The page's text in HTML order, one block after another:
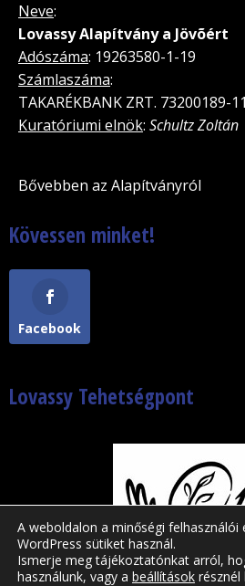
Neve:
Lovassy Alapítvány a Jövõért
Adószáma: 19263580-1-19
Számlaszáma:
TAKARÉKBANK ZRT. 73200189-
Kuratóriumi elnök: Schultz Zoltán
Bővebben az Alapítványról
Kövessen minket!
Facebook
Lovassy Tehetségpont
A weboldalon a minőségi felhasználói
WordPress sütiket használ.
Ismerje meg tájékoztatónkat arról,
használunk, vagy a beállítások résznél